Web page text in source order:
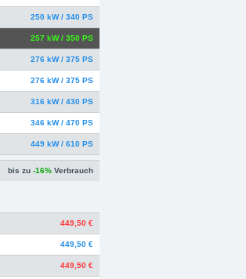
250 kW / 340 PS
257 kW / 350 PS
276 kW / 375 PS
276 kW / 375 PS
316 kW / 430 PS
346 kW / 470 PS
449 kW / 610 PS
bis zu -16% Verbrauch
449,50 €
449,50 €
449,50 €